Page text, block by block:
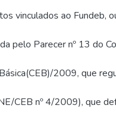
vinculados ao Fundeb,
pelo Parecer nº 13 do
2009, que
CEB nº 4/2009), que